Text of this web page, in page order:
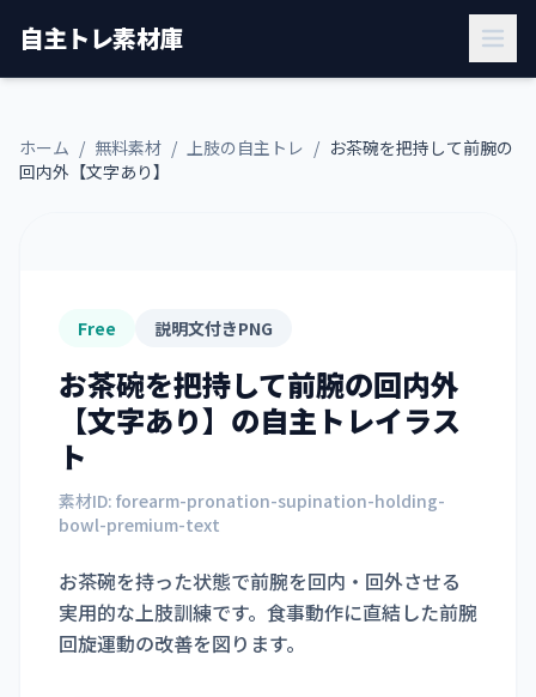
自主トレ素材庫
ホーム / 無料素材 / 上肢の自主トレ / お茶碗を把持して前腕の
回内外【文字あり】
Free 説明文付きPNG
お茶碗を把持して前腕の回内外
【文字あり】 の自主トレイラス
ト
素材ID: forearm-pronation-supination-holding-
bowl-premium-text
お茶碗を持った状態で前腕を回内・回外させる
実用的な上肢訓練です。食事動作に直結した前腕
回旋運動の改善を図ります。